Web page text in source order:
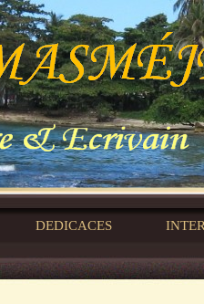
DEDICACES